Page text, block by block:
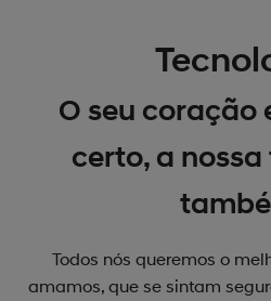
O seu coração
certo, a
Todos nós queremos o
amamos, que se sintam